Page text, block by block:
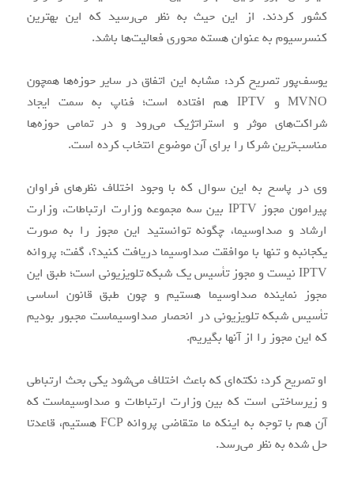
کشور کردند. از این حیث به نظر می‌رسید که این بهترین
کنسرسیوم به عنوان هسته محوری فعالیت‌ها باشد.
یوسف‌پور تصریح کرد: مشابه این اتفاق در سایر حوزه‌ها همچون
MVNO و IPTV هم افتاده است؛ فناپ به سمت ایجاد
شراکت‌های موثر و استراتژیک می‌رود و در تمامی حوزه‌ها
مناسب‌ترین شرکا را برای آن موضوع انتخاب کرده است.
وی در پاسخ به این سوال که با وجود اختلاف نظرهای فراوان
پیرامون مجوز IPTV بین سه مجموعه وزارت ارتباطات، وزارت
ارشاد و صداوسیما، چگونه توانستید این مجوز را به صورت
یکجانبه و تنها با موافقت صداوسیما دریافت کنید؟، گفت: پروانه
IPTV نیست و مجوز تأسیس یک شبکه تلویزیونی است؛ طبق این
مجوز نماینده صداوسیما هستیم و چون طبق قانون اساسی
تأسیس شبکه تلویزیونی در انحصار صداوسیماست مجبور بودیم
که این مجوز را از آنها بگیریم.
او تصریح کرد: نکته‌ای که باعث اختلاف می‌شود یکی بحث ارتباطی
و زیرساختی است که بین وزارت ارتباطات و صداوسیماست که
آن هم با توجه به اینکه ما متقاضی پروانه FCP هستیم، قاعدتا
حل شده به نظر می‌رسد.